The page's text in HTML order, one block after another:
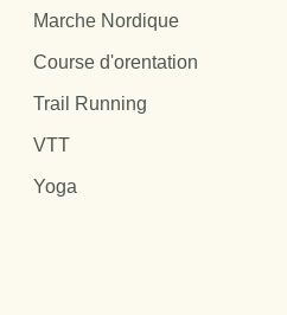
Marche Nordique
Course d'orentation
Trail Running
VTT
Yoga